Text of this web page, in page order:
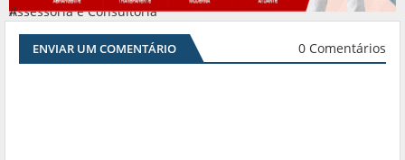
Assessoria e Consultoria
#
ENVIAR UM COMENTÁRIO 0 Comentários